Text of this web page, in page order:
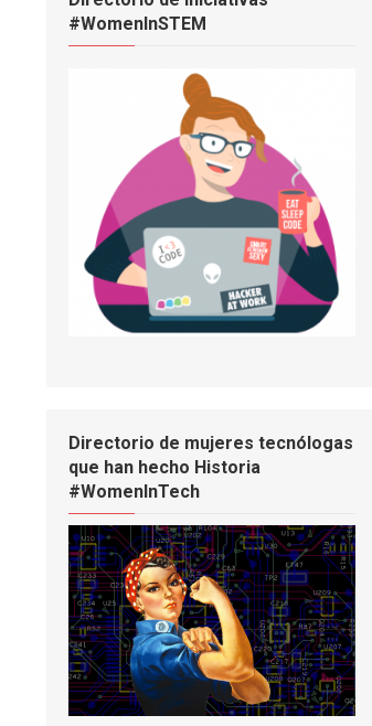
#WomenInSTEM
Directorio de mujeres tecnólogas
que han hecho Historia
#WomenInTech